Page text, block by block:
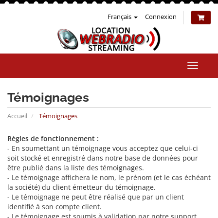
Français Connexion
la
Témoignages
Accueil Témoignages
Règles de fonctionnement :
- En soumettant un témoignage vous acceptez que celui-ci
soit stocké et enregistré dans notre base de données pour
être publié dans la liste des témoignages.
- Le témoignage affichera le nom, le prénom (et le cas échéant
la société) du client émetteur du témoignage.
- Le témoignage ne peut être réalisé que par un client
identifié à son compte client.